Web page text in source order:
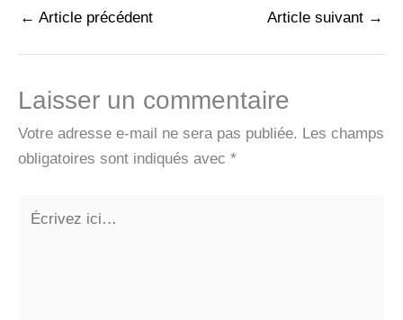
← Article précédent Article suivant →
Laisser un commentaire
Votre adresse e-mail ne sera pas publiée. Les champs
obligatoires sont indiqués avec *